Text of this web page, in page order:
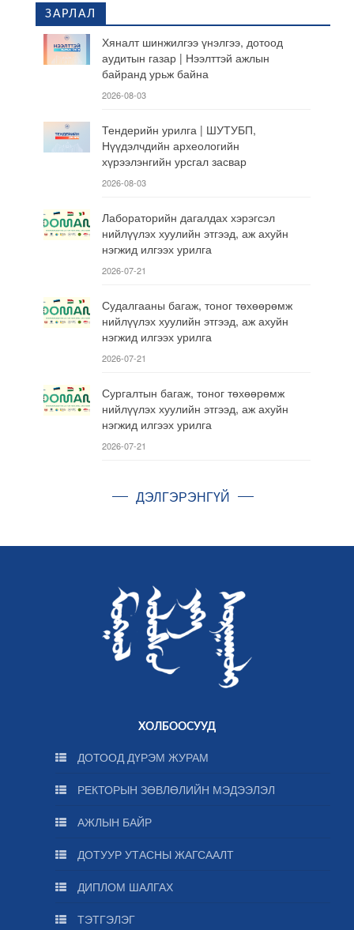
ЗАРЛАЛ
Хяналт шинжилгээ үнэлгээ, дотоод
аудитын газар | Нээлттэй ажлын
байранд урьж байна
2026-08-03
Тендерийн урилга | ШУТУБП,
Нүүдэлчдийн археологийн
хүрээлэнгийн урсгал засвар
2026-08-03
Лабораторийн дагалдах хэрэгсэл
нийлүүлэх хуулийн этгээд, аж ахуйн
нэгжид илгээх урилга
2026-07-21
Судалгааны багаж, тоног төхөөрөмж
нийлүүлэх хуулийн этгээд, аж ахуйн
нэгжид илгээх урилга
2026-07-21
Сургалтын багаж, тоног төхөөрөмж
нийлүүлэх хуулийн этгээд, аж ахуйн
нэгжид илгээх урилга
2026-07-21
ДЭЛГЭРЭНГҮЙ
ХОЛБООСУУД
ДОТООД ДҮРЭМ ЖУРАМ
РЕКТОРЫН ЗӨВЛӨЛИЙН МЭДЭЭЛЭЛ
АЖЛЫН БАЙР
ДОТУУР УТАСНЫ ЖАГСААЛТ
ДИПЛОМ ШАЛГАХ
ТЭТГЭЛЭГ